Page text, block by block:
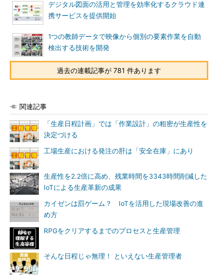
デジタル図面の活用と管理を効率化するクラウド連
携サービスを提供開始
1つの教師データで映像から個別の要素作業を自動
検出する技術を開発
過去の連載記事が 781 件あります
関連記事
「生産日程計画」では「作業設計」の粗密が生産性を
決定づける
工場生産における発注の肝は「安全在庫」にあり
生産性を2.2倍に高め、残業時間を3343時間削減した
IoTによる生産革新の成果
カイゼンは罰ゲーム？ IoTを活用した現場改善の進
め方
RPGをクリアするまでのプロセスと生産管理
そんな日程じゃ無理！ といえない生産管理者